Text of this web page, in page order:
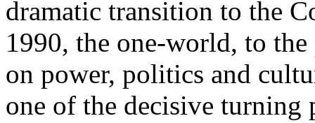
dramatic transition to the
1990, the one-world, to the
on power, politics and
one of the decisive turning